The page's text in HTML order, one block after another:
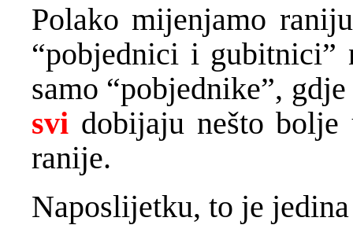
Polako mijenjamo
“pobjednici i gubitnici”
samo “pobjednike”,
svi dobijaju nešto
ranije.
Naposlijetku, to je